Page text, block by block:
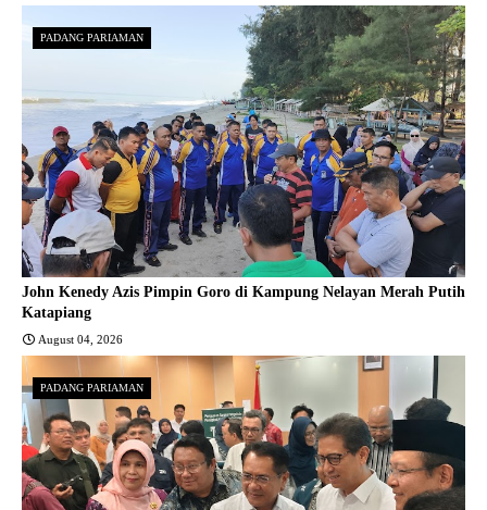
PADANG PARIAMAN
John Kenedy Azis Pimpin Goro di Kampung Nelayan Merah Putih
Katapiang
August 04, 2026
PADANG PARIAMAN